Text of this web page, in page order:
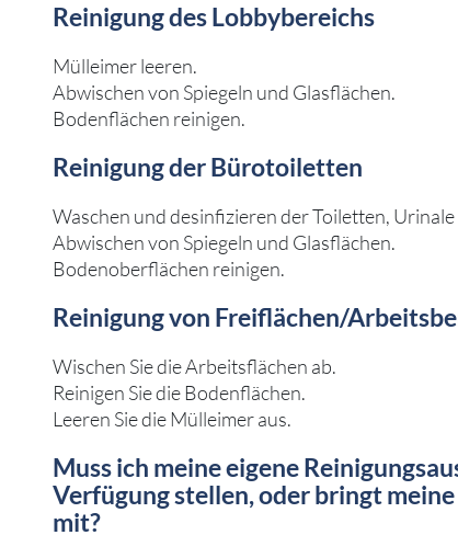
Reinigung des Lobbybereichs
Mülleimer leeren.
Abwischen von Spiegeln und Glasflächen.
Bodenflächen reinigen.
Reinigung der Bürotoiletten
Waschen und desinfizieren der Toiletten,
Abwischen von Spiegeln und Glasflächen.
Bodenoberflächen reinigen.
Reinigung von Freiflächen/
Wischen Sie die Arbeitsflächen ab.
Reinigen Sie die Bodenflächen.
Leeren Sie die Mülleimer aus.
Muss ich meine eigene
Verfügung stellen, oder bringt
mit?